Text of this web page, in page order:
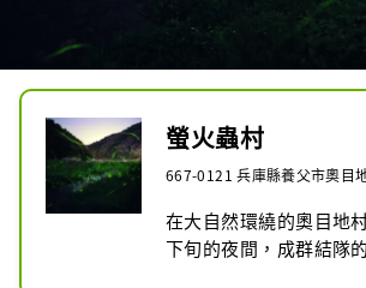
螢火蟲村
667-0121 兵庫縣養父市奧目
在大自然環繞的奧目地
下旬的夜間，成群結隊